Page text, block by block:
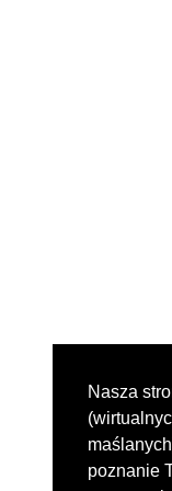
Nasza
poznanie